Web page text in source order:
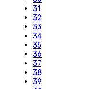
31
32
33
34
35
36
37
38
39